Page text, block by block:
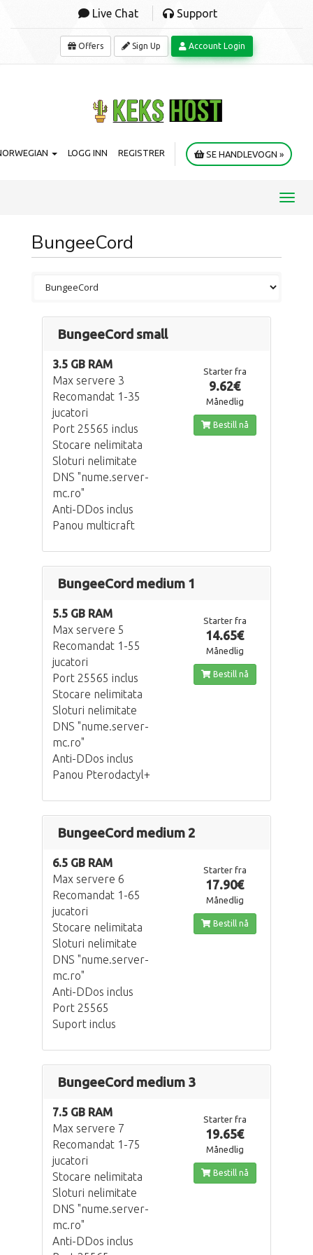
Live Chat Support
Offers Sign Up Account Login
LOGG INN REGISTRER SE HANDLEVOGN »
BungeeCord
BungeeCord small
3.5 GB RAM
Max servere 3
Recomandat 1-35
jucatori
Port 25565 inclus
Stocare nelimitata
Sloturi nelimitate
DNS "nume.server-
mc.ro"
Anti-DDos inclus
Panou multicraft
Starter fra
9.62€
Månedlig
Bestill nå
BungeeCord medium 1
5.5 GB RAM
Max servere 5
Recomandat 1-55
jucatori
Port 25565 inclus
Stocare nelimitata
Sloturi nelimitate
DNS "nume.server-
mc.ro"
Anti-DDos inclus
Panou Pterodactyl+
Starter fra
14.65€
Månedlig
Bestill nå
BungeeCord medium 2
6.5 GB RAM
Max servere 6
Recomandat 1-65
jucatori
Stocare nelimitata
Sloturi nelimitate
DNS "nume.server-
mc.ro"
Anti-DDos inclus
Port 25565
Suport inclus
Starter fra
17.90€
Månedlig
Bestill nå
BungeeCord medium 3
7.5 GB RAM
Max servere 7
Recomandat 1-75
jucatori
Stocare nelimitata
Sloturi nelimitate
DNS "nume.server-
mc.ro"
Anti-DDos inclus
Starter fra
19.65€
Månedlig
Bestill nå